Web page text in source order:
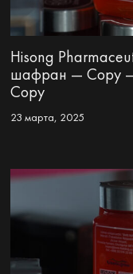
Hisong
шафран — Copy
Copy
23 марта, 2025